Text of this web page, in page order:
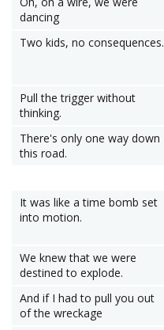
dancing
Two kids, no consequences.
Pull the trigger without
thinking.
There's only one way down
this road.
It was like a time bomb set
into motion.
We knew that we were
destined to explode.
And if I had to pull you out
of the wreckage